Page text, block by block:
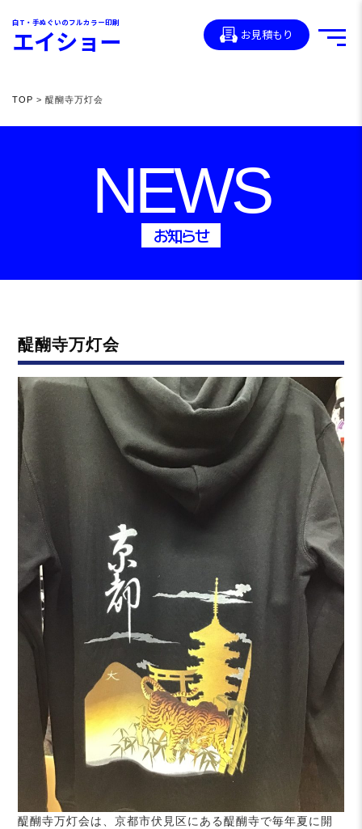
白T・手ぬぐいのフルカラー印刷
エイショー お見積もり
TOP > 醍醐寺万灯会
NEWS
お知らせ
醍醐寺万灯会
醍醐寺万灯会は、京都市伏見区にある醍醐寺で毎年夏に開